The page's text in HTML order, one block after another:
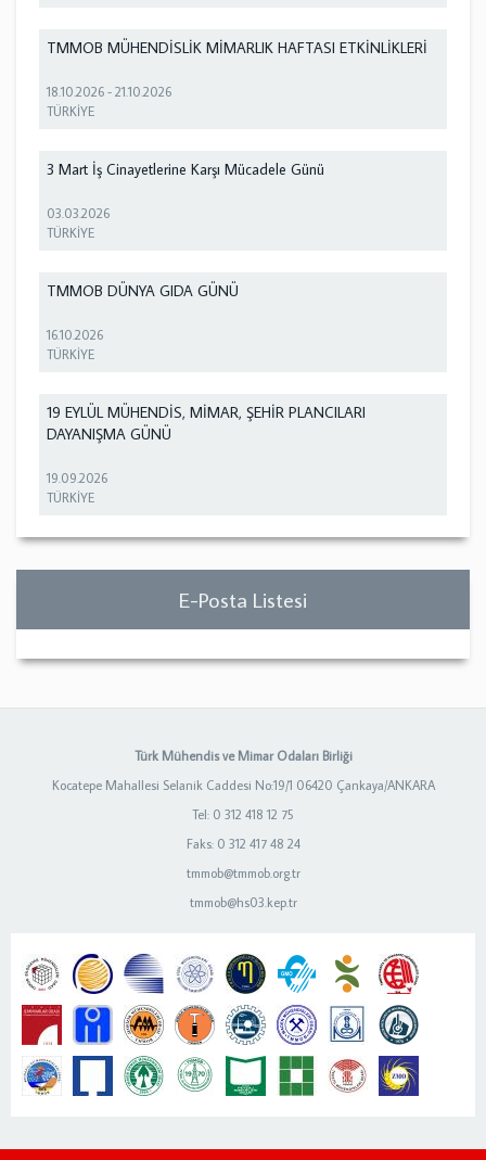
TMMOB MÜHENDİSLİK MİMARLIK HAFTASI ETKİNLİKLERİ
18.10.2026 -21.10.2026
TÜRKİYE
3 Mart İş Cinayetlerine Karşı Mücadele Günü
03.03.2026
TÜRKİYE
TMMOB DÜNYA GIDA GÜNÜ
16.10.2026
TÜRKİYE
19 EYLÜL MÜHENDİS, MİMAR, ŞEHİR PLANCILARI
DAYANIŞMA GÜNÜ
19.09.2026
TÜRKİYE
E-Posta Listesi
Türk Mühendis ve Mimar Odaları Birliği
Kocatepe Mahallesi Selanik Caddesi No:19/1 06420 Çankaya/ANKARA
Tel: 0 312 418 12 75
Faks: 0 312 417 48 24
tmmob@tmmob.org.tr
tmmob@hs03.kep.tr